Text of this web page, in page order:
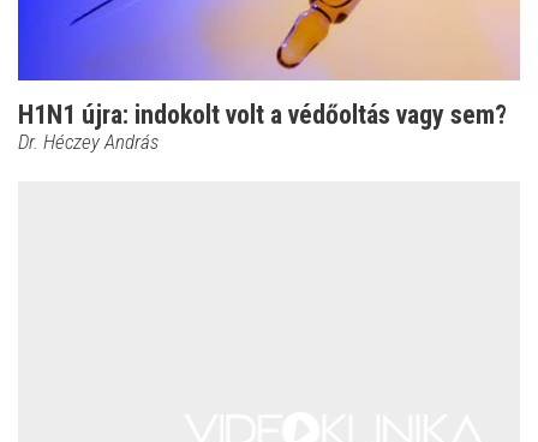
H1N1 újra: indokolt volt a védőoltás vagy sem?
Dr. Héczey András